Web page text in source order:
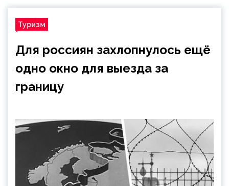
Туризм
Для россиян захлопнулось ещё
одно окно для выезда за
границу